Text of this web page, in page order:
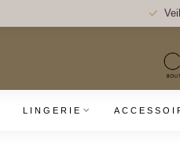
LINGERIE